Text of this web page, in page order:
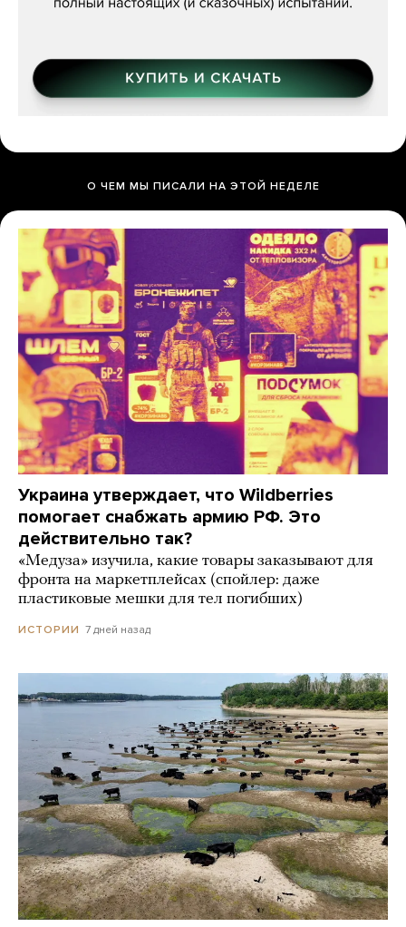
О ЧЕМ МЫ ПИСАЛИ НА ЭТОЙ НЕДЕЛЕ
Украина утверждает, что Wildberries
помогает снабжать армию РФ. Это
действительно так?
«Медуза» изучила, какие товары заказывают для
фронта на маркетплейсах (спойлер: даже
пластиковые мешки для тел погибших)
ИСТОРИИ 7 дней назад